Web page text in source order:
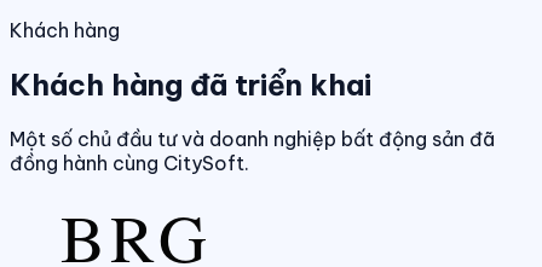
Khách hàng
Khách hàng đã triển khai
Một số chủ đầu tư và doanh nghiệp bất động sản đã
đồng hành cùng CitySoft.